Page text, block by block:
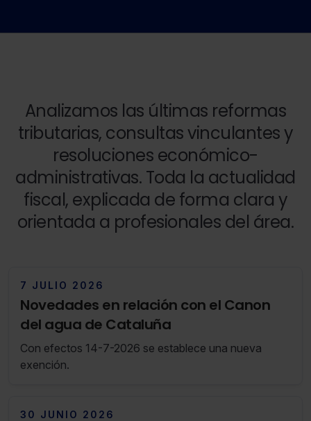
Analizamos las últimas reformas
tributarias, consultas vinculantes y
resoluciones económico-
administrativas. Toda la actualidad
fiscal, explicada de forma clara y
orientada a profesionales del área.
7 JULIO 2026
Novedades en relación con el Canon
del agua de Cataluña
Con efectos 14-7-2026 se establece una nueva
exención.
30 JUNIO 2026